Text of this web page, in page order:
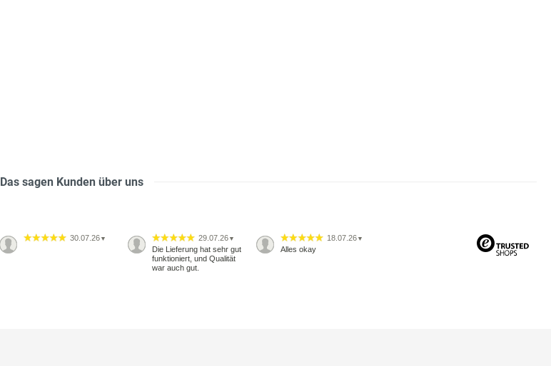
Das sagen Kunden über uns
30.07.26 ▼ 29.07.26 ▼
Die Lieferung hat sehr gut
funktioniert, und Qualität
war auch gut.
18.07.26 ▼
Alles okay